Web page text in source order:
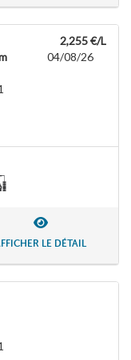
2,255 €/L
04/08/26
LE DÉTAIL